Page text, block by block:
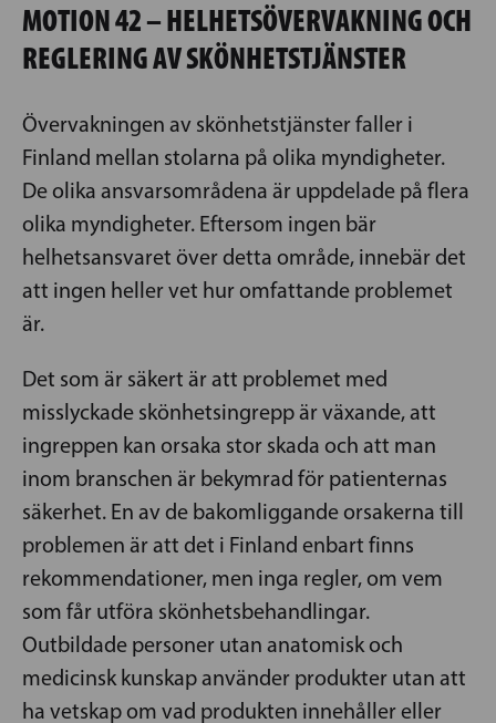
MOTION 42 – HELHETSÖVERVAKNING OCH
REGLERING AV SKÖNHETSTJÄNSTER
Övervakningen av skönhetstjänster faller i
Finland mellan stolarna på olika myndigheter.
De olika ansvarsområdena är uppdelade på flera
olika myndigheter. Eftersom ingen bär
helhetsansvaret över detta område, innebär det
att ingen heller vet hur omfattande problemet
är.
Det som är säkert är att problemet med
misslyckade skönhetsingrepp är växande, att
ingreppen kan orsaka stor skada och att man
inom branschen är bekymrad för patienternas
säkerhet. En av de bakomliggande orsakerna till
problemen är att det i Finland enbart finns
rekommendationer, men inga regler, om vem
som får utföra skönhetsbehandlingar.
Outbildade personer utan anatomisk och
medicinsk kunskap använder produkter utan att
ha vetskap om vad produkten innehåller eller